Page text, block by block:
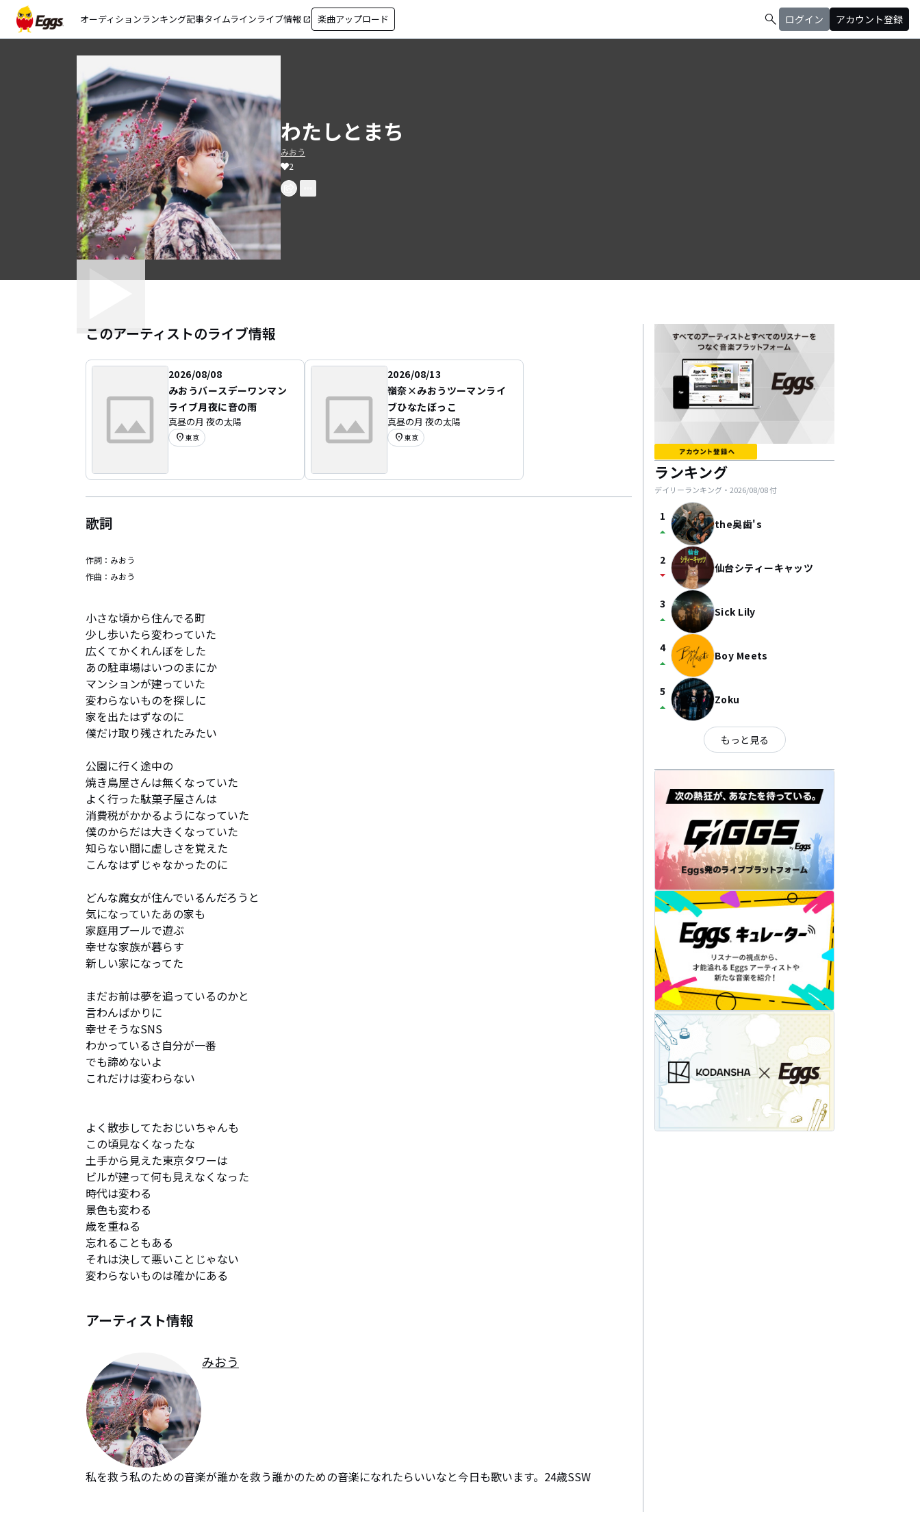
オーディションランキング記事タイムラインライブ情報 open_in_new 楽曲アップロード search ログイン アカウント登録
わたしとまち
みおう
2
このアーティストのライブ情報
2026/08/08
みおうバースデーワンマン
ライブ月夜に音の雨
真昼の月 夜の太陽
location_on 東京
2026/08/13
嶺奈×みおうツーマンライ
ブひなたぼっこ
真昼の月 夜の太陽
location_on 東京
歌詞
作詞： みおう
作曲： みおう
小さな頃から住んでる町
少し歩いたら変わっていた
広くてかくれんぼをした
あの駐車場はいつのまにか
マンションが建っていた
変わらないものを探しに
家を出たはずなのに
僕だけ取り残されたみたい
公園に行く途中の
焼き鳥屋さんは無くなっていた
よく行った駄菓子屋さんは
消費税がかかるようになっていた
僕のからだは大きくなっていた
知らない間に虚しさを覚えた
こんなはずじゃなかったのに
どんな魔女が住んでいるんだろうと
気になっていたあの家も
家庭用プールで遊ぶ
幸せな家族が暮らす
新しい家になってた
まだお前は夢を追っているのかと
言わんばかりに
幸せそうなSNS
わかっているさ自分が一番
でも諦めないよ
これだけは変わらない
よく散歩してたおじいちゃんも
この頃見なくなったな
土手から見えた東京タワーは
ビルが建って何も見えなくなった
時代は変わる
景色も変わる
歳を重ねる
忘れることもある
それは決して悪いことじゃない
変わらないものは確かにある
アーティスト情報
みおう
私を救う私のための音楽が誰かを救う誰かのための音楽になれたらいいなと今日も歌います。24歳SSW
ランキング
デイリーランキング・ 2026/08/08付
1
arrow_drop_up the奥歯's
2
arrow_drop_down 仙台シティーキャッツ
3
arrow_drop_up Sick Lily
4
arrow_drop_up Boy Meets
5
arrow_drop_up Zoku
もっと見る